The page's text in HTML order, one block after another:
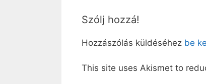
Szólj hozzá!
Hozzászólás küldéséhez be
This site uses Akismet to